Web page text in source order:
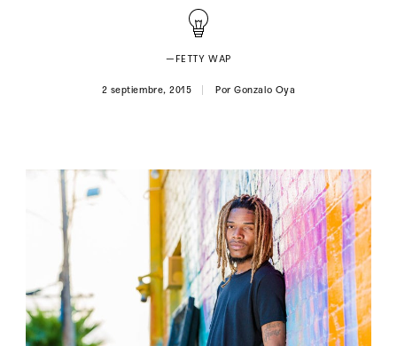
© 2015-2022 UMOMAG. PROPIEDAD DE UMO agency. TODOS LOS
—FETTY WAP
2 septiembre, 2015 PorGonzalo Oya